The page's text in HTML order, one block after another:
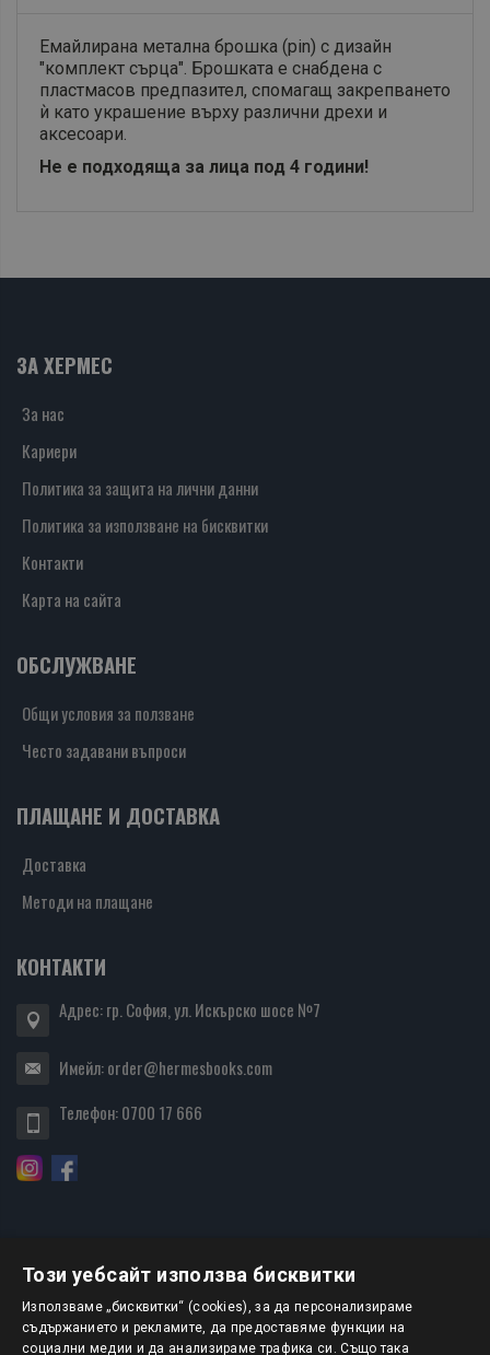
Емайлирана метална брошка (pin) с дизайн
"комплект сърца". Брошката е снабдена с
пластмасов предпазител, спомагащ закрепването
ѝ като украшение върху различни дрехи и
аксесоари.
Не е подходяща за лица под 4 години!
ЗА ХЕРМЕС
За нас
Кариери
Политика за защита на лични данни
Политика за използване на бисквитки
Контакти
Карта на сайта
ОБСЛУЖВАНЕ
Общи условия за ползване
Често задавани въпроси
ПЛАЩАНЕ И ДОСТАВКА
Доставка
Методи на плащане
КОНТАКТИ
Адрес: гр. София, ул. Искърско шосе №7
Имейл:order@hermesbooks.com
Телефон:0700 17 666
БЮЛЕТИН
Този уебсайт използва бисквитки
Използваме „бисквитки“ (cookies), за да персонализираме
съдържанието и рекламите, да предоставяме функции на
социални медии и да анализираме трафика си. Също така